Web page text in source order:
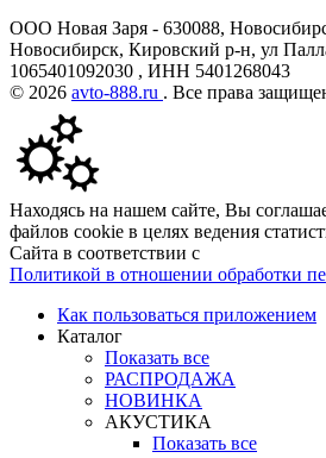
ООО Новая Заря - 630088,
Новосибирск, Кировский р-н, ул
1065401092030 , ИНН 5401268043
© 2026 avto-888.ru . Все права
Находясь на нашем сайте, Вы
файлов cookie в целях ведения
Сайта в соответствии с
Политикой в отношении обработки
Как пользоваться приложением
Каталог
Показать все
РАСПРОДАЖА
НОВИНКА
АКУСТИКА
Показать все